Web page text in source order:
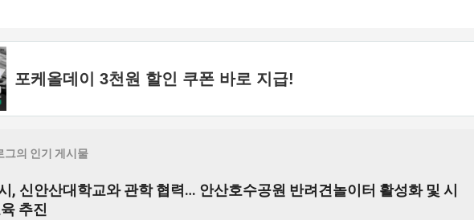
포케올데이 3천원 할인 쿠폰 바로 지급!
그의 인기 게시물
, 신안산대학교와 관학 협력… 안산호수공원 반려견놀이터 활성화 및 시
추진